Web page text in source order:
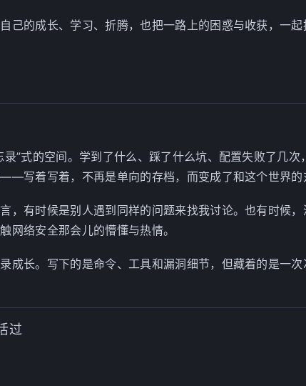
己的成长、学习、折腾，也把一路上的困惑与收获，一起
”式的空间。学到了什么、踩了什么坑、配置失败了几次
写着写着，不再是单向的存档，而变成了和这个世界的
，有时候是别人遇到同样的问题来找我讨论。也有时候
网络安全那会儿的懵懂与热情。
成长。写下的是命令、工具和漏洞细节，但藏着的是一
过